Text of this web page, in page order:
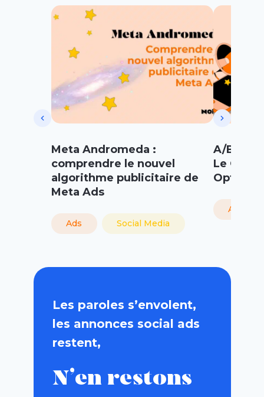
Meta Andromeda :
comprendre le nouvel
algorithme publicitaire de
Meta Ads
Ads Social Media
A/B
Le
Ads
Les paroles s’envolent,
les annonces social ads
restent,
N’en restons